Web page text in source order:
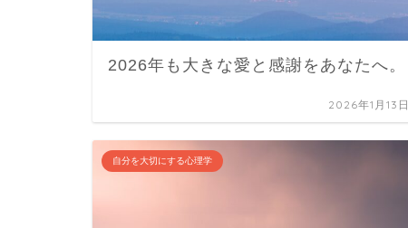
2026年も大きな愛と感謝をあなたへ。
2026年1月13日
自分を大切にする心理学